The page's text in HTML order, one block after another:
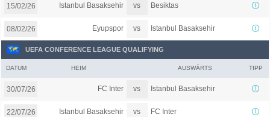
15/02/26 Istanbul Basaksehir vs Besiktas
08/02/26 Eyupspor vs Istanbul Basaksehir
UEFA CONFERENCE LEAGUE QUALIFYING
DATUM HEIM AUSWÄRTS TIPP
30/07/26 FC Inter vs Istanbul Basaksehir
22/07/26 Istanbul Basaksehir vs FC Inter